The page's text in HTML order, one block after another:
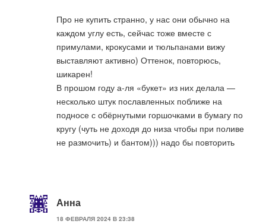
Про не купить странно, у нас они обычно на
каждом углу есть, сейчас тоже вместе с
примулами, крокусами и тюльпанами вижу
выставляют активно) Оттенок, повторюсь,
шикарен!
В прошом году а-ля «букет» из них делала —
несколько штук пославленных поближе на
подносе с обёрнутыми горшочками в бумагу по
кругу (чуть не доходя до низа чтобы при поливе
не размочить) и бантом))) надо бы повторить
Анна
18 ФЕВРАЛЯ 2024 В 23:38